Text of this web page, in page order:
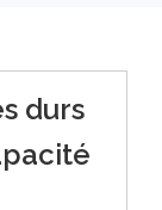
durs